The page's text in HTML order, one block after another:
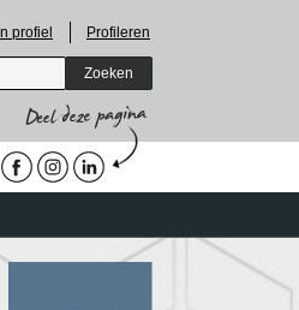
profiel Profileren
Zoeken